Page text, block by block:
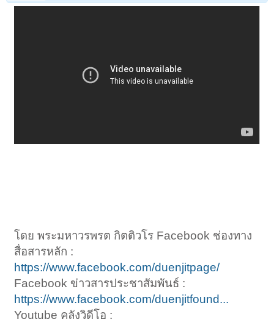
ก็ให้อยู่กับความสงบนั้น ไม่ต้องตรึกถึงลมอีก
โดย พระมหาวรพรต กิตติวโร Facebook ช่องทาง
สื่อสารหลัก :
https://www.facebook.com/duenjitpage/
Facebook ข่าวสารประชาสัมพันธ์ :
https://www.facebook.com/duenjitfound...
Youtube คลังวิดีโอ :